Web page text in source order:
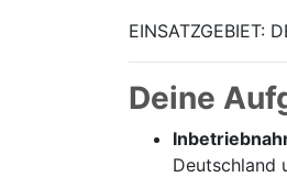
EINSATZGEBIET:
Deine
Deutschland